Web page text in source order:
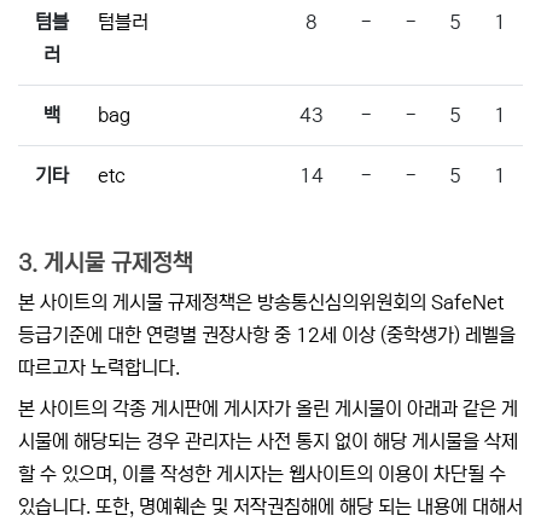
텀블
러
텀블러 8 - - 5 1
백 bag 43 - - 5 1
기타 etc 14 - - 5 1
3. 게시물 규제정책
본 사이트의 게시물 규제정책은 방송통신심의위원회의 SafeNet
등급기준에 대한 연령별 권장사항 중 12세 이상 (중학생가) 레벨을
따르고자 노력합니다.
본 사이트의 각종 게시판에 게시자가 올린 게시물이 아래과 같은 게
시물에 해당되는 경우 관리자는 사전 통지 없이 해당 게시물을 삭제
할 수 있으며, 이를 작성한 게시자는 웹사이트의 이용이 차단될 수
있습니다. 또한, 명예훼손 및 저작권침해에 해당 되는 내용에 대해서